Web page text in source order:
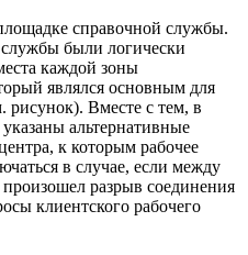
справочной службы.
были логически
каждой зоны
являлся основным для
рисунок). Вместе с тем, в
альтернативные
к которым рабочее
в случае, если между
разрыв соединения
клиентского рабочего